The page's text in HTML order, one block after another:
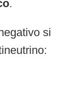
.
si